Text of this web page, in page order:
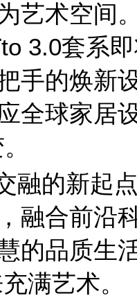
艺术空间
3.0套系
手的焕
全球家居
融的新起
融合前沿
的品质生
满艺术。